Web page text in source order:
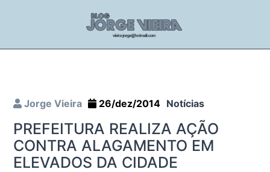
Jorge Vieira 26/dez/2014 Notícias
PREFEITURA REALIZA AÇÃO
CONTRA ALAGAMENTO EM
ELEVADOS DA CIDADE